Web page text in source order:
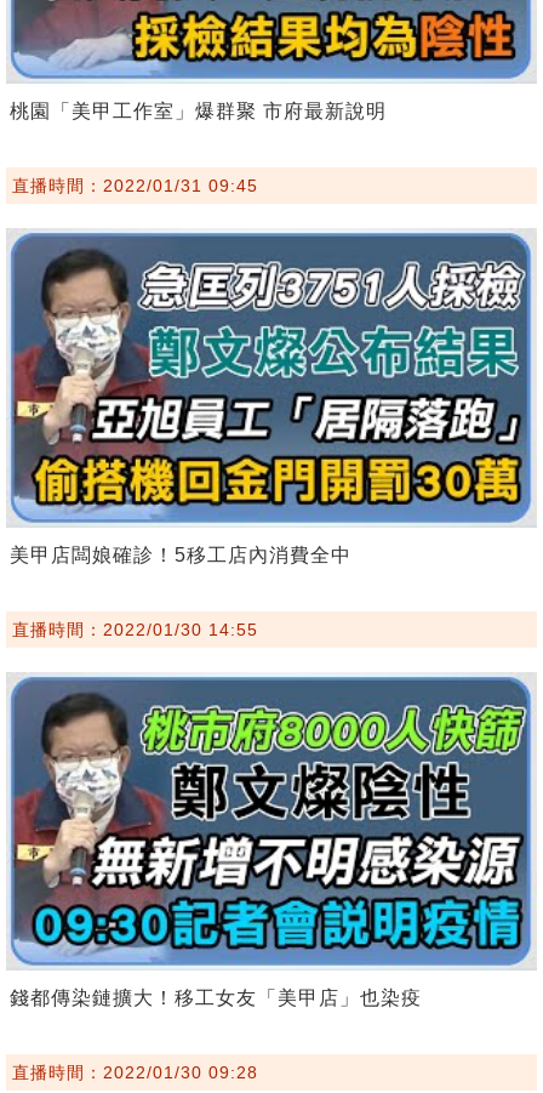
桃園「美甲工作室」爆群聚 市府最新說明
直播時間：2022/01/31 09:45
美甲店闆娘確診！5移工店內消費全中
直播時間：2022/01/30 14:55
錢都傳染鏈擴大！移工女友「美甲店」也染疫
直播時間：2022/01/30 09:28